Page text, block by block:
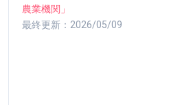
農業機関」
最終更新：2026/05/09